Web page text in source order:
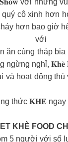
cô xinh hơn
hơn bao giờ
với
ăn cùng tháp
ngừng nghỉ, 𝐊𝐡𝐞̀
và hoạt động
thức 𝐊𝐇𝐄̀ ngay
KHÈ FOOD
5 người với số